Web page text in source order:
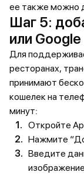
ее также можно
Шаг 5:
или
Для
ресторанах,
принимают
кошелек на
минут:
Откройте
Нажмите
Введите